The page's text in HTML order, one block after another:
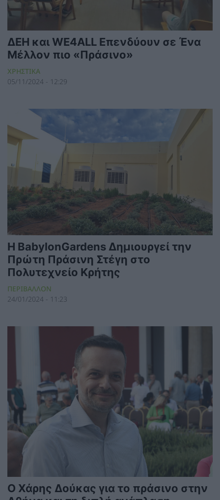
ΔΕΗ και WE4ALL Επενδύουν σε Ένα
Μέλλον πιο «Πράσινο»
ΧΡΗΣΤΙΚΑ
05/11/2024 - 12:29
Η BabylonGardens Δημιουργεί την
Πρώτη Πράσινη Στέγη στο
Πολυτεχνείο Κρήτης
ΠΕΡΙΒΑΛΛΟΝ
24/01/2024 - 11:23
O Χάρης Δούκας για το πράσινο στην